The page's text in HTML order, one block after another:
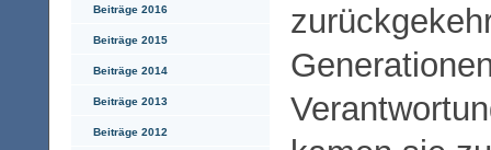
Beiträge 2016
Beiträge 2015
Beiträge 2014
Beiträge 2013
Beiträge 2012